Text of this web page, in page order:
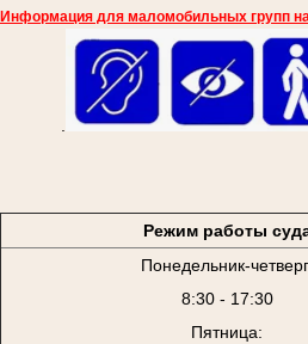
Информация для маломобильных групп
.
Режим работы
Понедельник-
8:30 - 17:30
Пятница: